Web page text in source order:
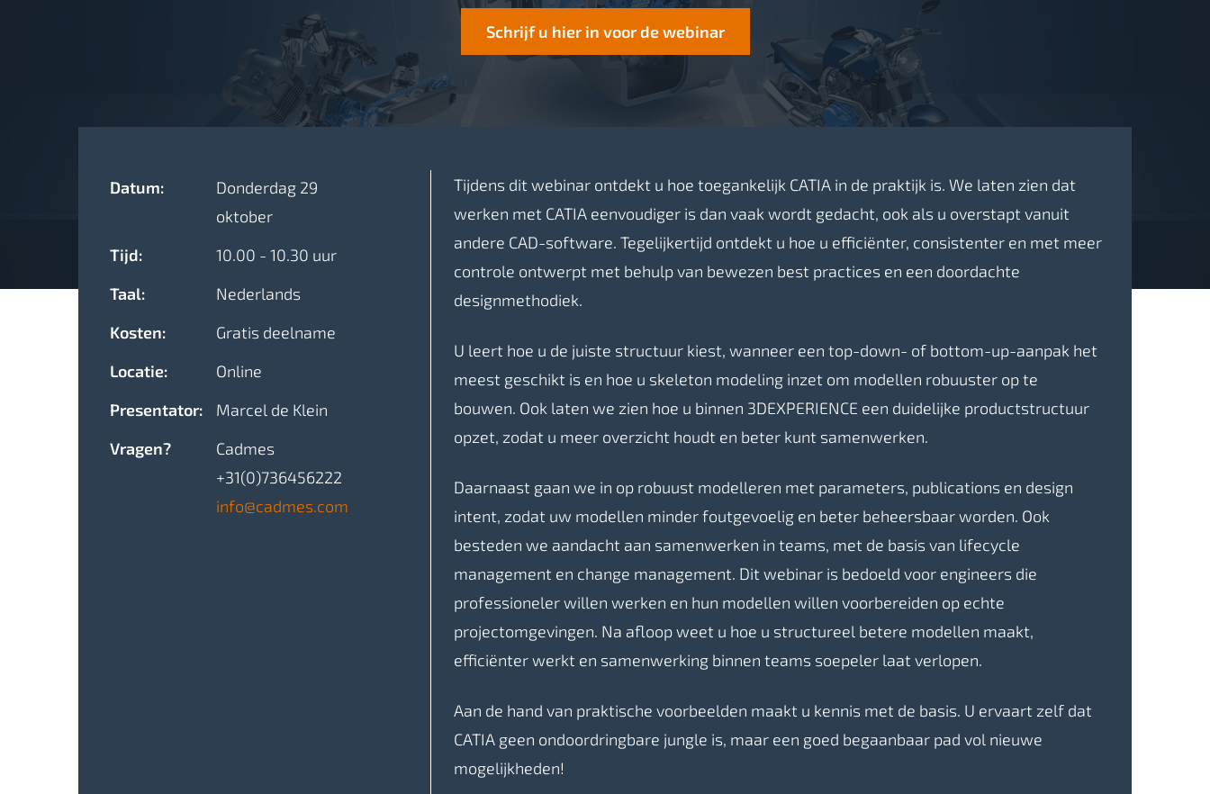
Schrijf u hier in voor de webinar
Datum:
Donderdag 29
oktober
Tijd:
10.00 - 10.30 uur
Taal:
Nederlands
Kosten:
Gratis deelname
Locatie:
Online
Presentator:
Marcel de Klein
Vragen?
Cadmes
+31(0)736456222
info@cadmes.com
Tijdens dit webinar ontdekt u hoe toegankelijk CATIA in de praktijk is. We laten zien dat
werken met CATIA eenvoudiger is dan vaak wordt gedacht, ook als u overstapt vanuit
andere CAD-software. Tegelijkertijd ontdekt u hoe u efficiënter, consistenter en met meer
controle ontwerpt met behulp van bewezen best practices en een doordachte
designmethodiek.
U leert hoe u de juiste structuur kiest, wanneer een top-down- of bottom-up-aanpak het
meest geschikt is en hoe u skeleton modeling inzet om modellen robuuster op te
bouwen. Ook laten we zien hoe u binnen 3DEXPERIENCE een duidelijke productstructuur
opzet, zodat u meer overzicht houdt en beter kunt samenwerken.
Daarnaast gaan we in op robuust modelleren met parameters, publications en design
intent, zodat uw modellen minder foutgevoelig en beter beheersbaar worden. Ook
besteden we aandacht aan samenwerken in teams, met de basis van lifecycle
management en change management. Dit webinar is bedoeld voor engineers die
professioneler willen werken en hun modellen willen voorbereiden op echte
projectomgevingen. Na afloop weet u hoe u structureel betere modellen maakt,
efficiënter werkt en samenwerking binnen teams soepeler laat verlopen.
Aan de hand van praktische voorbeelden maakt u kennis met de basis. U ervaart zelf dat
CATIA geen ondoordringbare jungle is, maar een goed begaanbaar pad vol nieuwe
mogelijkheden!